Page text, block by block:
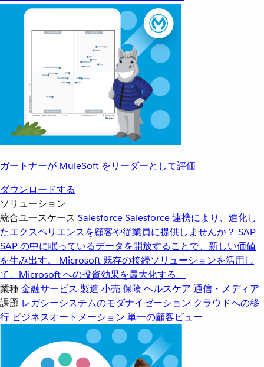
ガートナーが MuleSoft をリーダーとして評価
ダウンロードする
ソリューション
統合ユースケース SalesforceSalesforce 連携により、進化し
たエクスペリエンスを顧客や従業員に提供しませんか？ SAP
SAP の中に眠っているデータを開放することで、新しい価値
を生み出す。
Microsoft 既存の接続ソリューションを活用し
て、Microsoft への投資効果を最大化する。
業種金融サービス 製造 小売 保険 ヘルスケア 通信・メディア
課題 レガシーシステムのモダナイゼーション クラウドへの移
行 ビジネスオートメーション 単一の顧客ビュー